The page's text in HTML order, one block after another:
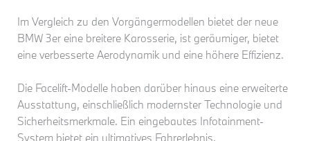
Im Vergleich zu den Vorgängermodellen bietet der neue
BMW 3er eine breitere Karosserie, ist geräumiger, bietet
eine verbesserte Aerodynamik und eine höhere Effizienz.
Die Facelift-Modelle haben darüber hinaus eine erweiterte
Ausstattung, einschließlich modernster Technologie und
Sicherheitsmerkmale. Ein eingebautes Infotainment-
System bietet ein ultimatives Fahrerlebnis.